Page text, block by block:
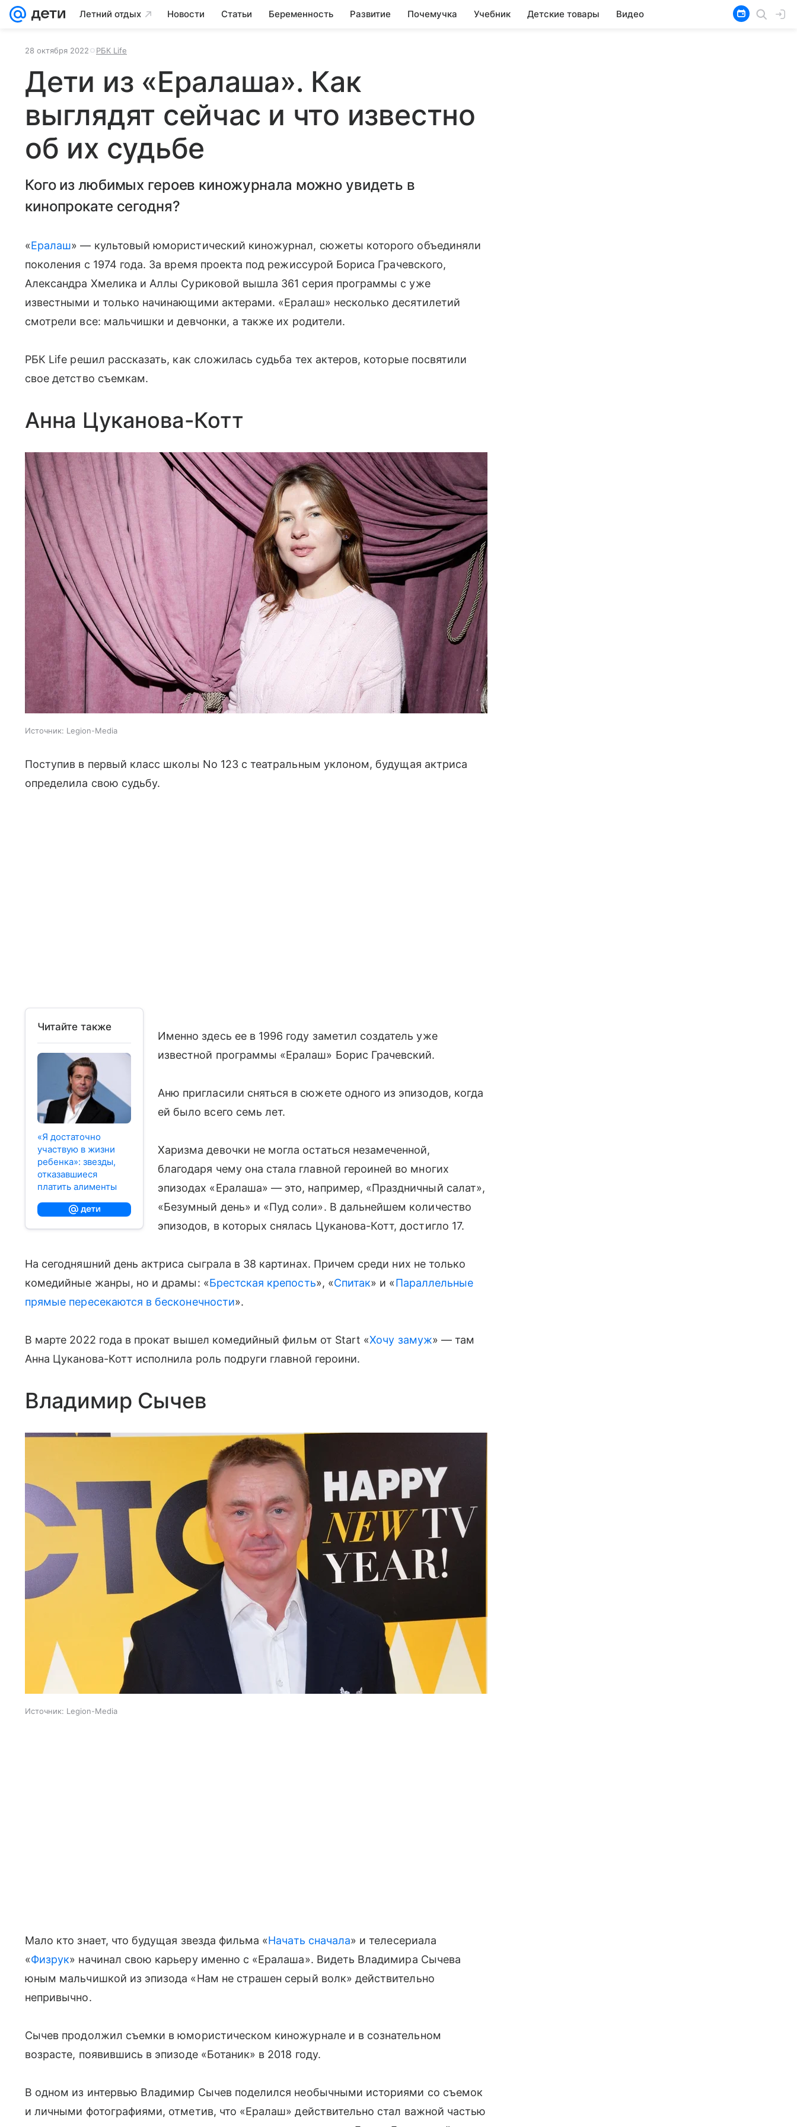
Летний отдых Новости Статьи Беременность Развитие Почемучка Учебник Детские товары Видео
28 октября 2022 РБК Life
Дети из «Ералаша». Как
выглядят сейчас и что известно
об их судьбе
Кого из любимых героев киножурнала можно увидеть в
кинопрокате сегодня?
«‎Ералаш» — культовый юмористический киножурнал, сюжеты которого объединяли
поколения с 1974 года. За время проекта под режиссурой Бориса Грачевского,
Александра Хмелика и Аллы Суриковой вышла 361 серия программы с уже
известными и только начинающими актерами. «‎Ералаш» несколько десятилетий
смотрели все: мальчишки и девчонки, а также их родители.
РБК Life решил рассказать, как сложилась судьба тех актеров, которые посвятили
свое детство съемкам.
Анна Цуканова-Котт
Источник: Legion-Media
Поступив в первый класс школы No 123 с театральным уклоном, будущая актриса
определила свою судьбу.
Читайте также
«Я достаточно
участвую в жизни
ребенка»: звезды,
отказавшиеся
платить алименты
Именно здесь ее в 1996 году заметил создатель уже
известной программы «‎Ералаш» Борис Грачевский.
Аню пригласили сняться в сюжете одного из эпизодов, когда
ей было всего семь лет.
Харизма девочки не могла остаться незамеченной,
благодаря чему она стала главной героиней во многих
эпизодах «‎Ералаша» — это, например, «‎Праздничный салат»,
«‎Безумный день» и «‎Пуд соли». В дальнейшем количество
эпизодов, в которых снялась Цуканова-Котт, достигло 17.
На сегодняшний день актриса сыграла в 38 картинах. Причем среди них не только
комедийные жанры, но и драмы: «Брестская крепость», «Спитак» и «Параллельные
прямые пересекаются в бесконечности».
В марте 2022 года в прокат вышел комедийный фильм от Start «Хочу замуж» — там
Анна Цуканова-Котт исполнила роль подруги главной героини.
Владимир Сычев
Источник: Legion-Media
Мало кто знает, что будущая звезда фильма «Начать сначала» и телесериала
«Физрук» начинал свою карьеру именно с «‎Ералаша». Видеть Владимира Сычева
юным мальчишкой из эпизода «Нам не страшен серый волк» действительно
непривычно.
Сычев продолжил съемки в юмористическом киножурнале и в сознательном
возрасте, появившись в эпизоде «Ботаник» в 2018 году.
В одном из интервью Владимир Сычев поделился необычными историями со съемок
и личными фотографиями, отметив, что «‎Ералаш» действительно стал важной частью